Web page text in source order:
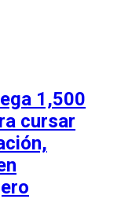
1,500
cursar